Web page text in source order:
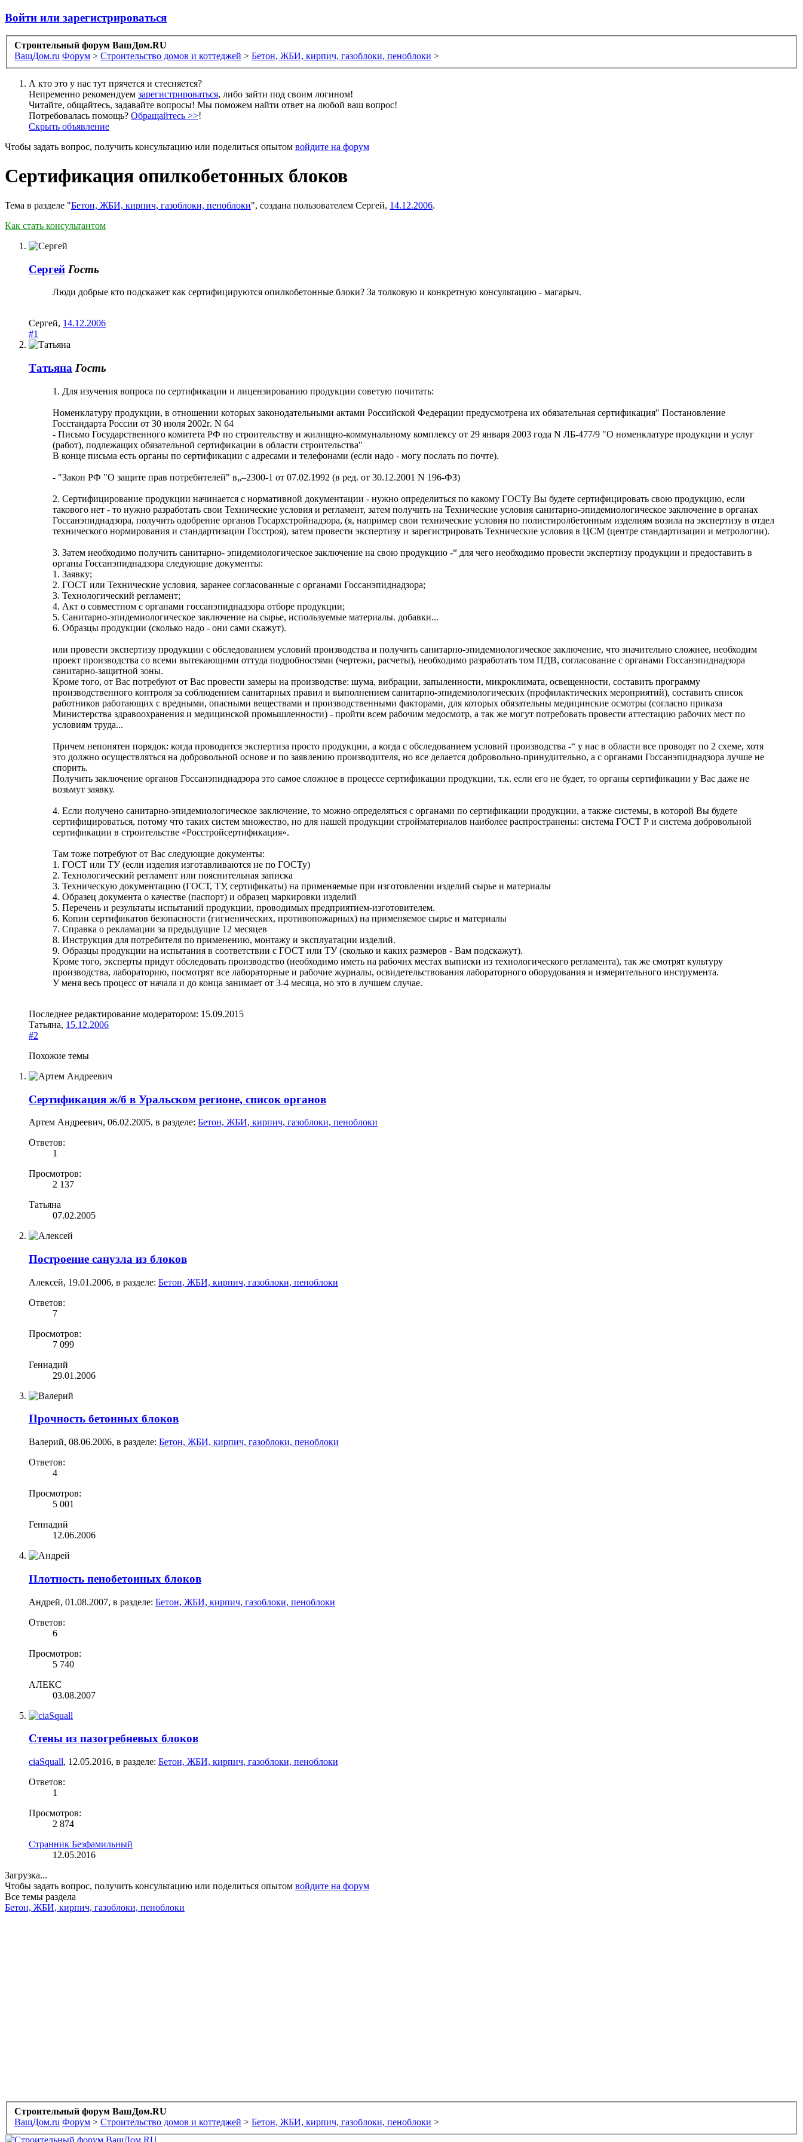
Войти или зарегистрироваться
Строительный форум ВашДом.RU
ВашДом.ru Форум > Строительство домов и коттеджей > Бетон, ЖБИ, кирпич, газоблоки, пеноблоки >
А кто это у нас тут прячется и стесняется?
Непременно рекомендуем зарегистрироваться, либо зайти под своим логином!
Читайте, общайтесь, задавайте вопросы! Мы поможем найти ответ на любой ваш вопрос!
Потребовалась помощь? Обращайтесь >>!
Скрыть объявление
Чтобы задать вопрос, получить консультацию или поделиться опытом войдите на форум
Сертификация опилкобетонных блоков
Тема в разделе "Бетон, ЖБИ, кирпич, газоблоки, пеноблоки", создана пользователем Сергей, 14.12.2006.
Как стать консультантом
Сергей Гость
Люди добрые кто подскажет как сертифицируются опилкобетонные блоки? За толковую и конкретную консультацию - магарыч.
Сергей, 14.12.2006
#1
Татьяна Гость
1. Для изучения вопроса по сертификации и лицензированию продукции советую почитать:
Номенклатуру продукции, в отношении которых законодательными актами Российской Федерации предусмотрена их обязательная сертификация" Постановление
Госстандарта России от 30 июля 2002г. N 64
- Письмо Государственного комитета РФ по строительству и жилищно-коммунальному комплексу от 29 января 2003 года N ЛБ-477/9 "О номенклатуре продукции и услуг
(работ), подлежащих обязательной сертификации в области строительства"
В конце письма есть органы по сертификации с адресами и телефонами (если надо - могу послать по почте).
- "Закон РФ "О защите прав потребителей" в„–2300-1 от 07.02.1992 (в ред. от 30.12.2001 N 196-ФЗ)
2. Сертифицирование продукции начинается с нормативной документации - нужно определиться по какому ГОСТу Вы будете сертифицировать свою продукцию, если
такового нет - то нужно разработать свои Технические условия и регламент, затем получить на Технические условия санитарно-эпидемиологическое заключение в органах
Госсанэпиднадзора, получить одобрение органов Госархстройнадзора, (я, например свои технические условия по полистиролбетонным изделиям возила на экспертизу в отдел
технического нормирования и стандартизации Госстроя), затем провести экспертизу и зарегистрировать Технические условия в ЦСМ (центре стандартизации и метрологии).
3. Затем необходимо получить санитарно- эпидемиологическое заключение на свою продукцию -“ для чего необходимо провести экспертизу продукции и предоставить в
органы Госсанэпиднадзора следующие документы:
1. Заявку;
2. ГОСТ или Технические условия, заранее согласованные с органами Госсанэпиднадзора;
3. Технологический регламент;
4. Акт о совместном с органами госсанэпиднадзора отборе продукции;
5. Санитарно-эпидемиологическое заключение на сырье, используемые материалы. добавки...
6. Образцы продукции (сколько надо - они сами скажут).
или провести экспертизу продукции с обследованием условий производства и получить санитарно-эпидемиологическое заключение, что значительно сложнее, необходим
проект производства со всеми вытекающими оттуда подробностями (чертежи, расчеты), необходимо разработать том ПДВ, согласование с органами Госсанэпиднадзора
санитарно-защитной зоны.
Кроме того, от Вас потребуют от Вас провести замеры на производстве: шума, вибрации, запыленности, микроклимата, освещенности, составить программу
производственного контроля за соблюдением санитарных правил и выполнением санитарно-эпидемиологических (профилактических мероприятий), составить список
работников работающих с вредными, опасными веществами и производственными факторами, для которых обязательны медицинские осмотры (согласно приказа
Министерства здравоохранения и медицинской промышленности) - пройти всем рабочим медосмотр, а так же могут потребовать провести аттестацию рабочих мест по
условиям труда...
Причем непонятен порядок: когда проводится экспертиза просто продукции, а когда с обследованием условий производства -“ у нас в области все проводят по 2 схеме, хотя
это должно осуществляться на добровольной основе и по заявлению производителя, но все делается добровольно-принудительно, а с органами Госсанэпиднадзора лучше не
спорить.
Получить заключение органов Госсанэпиднадзора это самое сложное в процессе сертификации продукции, т.к. если его не будет, то органы сертификации у Вас даже не
возьмут заявку.
4. Если получено санитарно-эпидемиологическое заключение, то можно определяться с органами по сертификации продукции, а также системы, в которой Вы будете
сертифицироваться, потому что таких систем множество, но для нашей продукции стройматериалов наиболее распространены: система ГОСТ Р и система добровольной
сертификации в строительстве «Росстройсертификация».
Там тоже потребуют от Вас следующие документы:
1. ГОСТ или ТУ (если изделия изготавливаются не по ГОСТу)
2. Технологический регламент или пояснительная записка
3. Техническую документацию (ГОСТ, ТУ, сертификаты) на применяемые при изготовлении изделий сырье и материалы
4. Образец документа о качестве (паспорт) и образец маркировки изделий
5. Перечень и результаты испытаний продукции, проводимых предприятием-изготовителем.
6. Копии сертификатов безопасности (гигиенических, противопожарных) на применяемое сырье и материалы
7. Справка о рекламации за предыдущие 12 месяцев
8. Инструкция для потребителя по применению, монтажу и эксплуатации изделий.
9. Образцы продукции на испытания в соответствии с ГОСТ или ТУ (сколько и каких размеров - Вам подскажут).
Кроме того, эксперты придут обследовать производство (необходимо иметь на рабочих местах выписки из технологического регламента), так же смотрят культуру
производства, лабораторию, посмотрят все лабораторные и рабочие журналы, освидетельствования лабораторного оборудования и измерительного инструмента.
У меня весь процесс от начала и до конца занимает от 3-4 месяца, но это в лучшем случае.
Последнее редактирование модератором: 15.09.2015
Татьяна, 15.12.2006
#2
Похожие темы
Сертификация ж/б в Уральском регионе, список органов
Артем Андреевич, 06.02.2005, в разделе: Бетон, ЖБИ, кирпич, газоблоки, пеноблоки
Ответов:
1
Просмотров:
2 137
Татьяна
07.02.2005
Построение санузла из блоков
Алексей, 19.01.2006, в разделе: Бетон, ЖБИ, кирпич, газоблоки, пеноблоки
Ответов:
7
Просмотров:
7 099
Геннадий
29.01.2006
Прочность бетонных блоков
Валерий, 08.06.2006, в разделе: Бетон, ЖБИ, кирпич, газоблоки, пеноблоки
Ответов:
4
Просмотров:
5 001
Геннадий
12.06.2006
Плотность пенобетонных блоков
Андрей, 01.08.2007, в разделе: Бетон, ЖБИ, кирпич, газоблоки, пеноблоки
Ответов:
6
Просмотров:
5 740
АЛЕКС
03.08.2007
Стены из пазогребневых блоков
ciaSquall, 12.05.2016, в разделе: Бетон, ЖБИ, кирпич, газоблоки, пеноблоки
Ответов:
1
Просмотров:
2 874
Странник Безфамильный
12.05.2016
Загрузка...
Чтобы задать вопрос, получить консультацию или поделиться опытом войдите на форум
Все темы раздела
Бетон, ЖБИ, кирпич, газоблоки, пеноблоки
Строительный форум ВашДом.RU
ВашДом.ru Форум > Строительство домов и коттеджей > Бетон, ЖБИ, кирпич, газоблоки, пеноблоки >